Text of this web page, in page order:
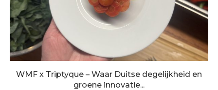
WMF x Triptyque – Waar Duitse degelijkheid en
groene innovatie...